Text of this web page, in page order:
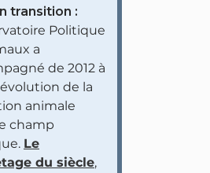
transition :
Politique
a
de 2012 à
de la
animale
champ
Le
du siècle,